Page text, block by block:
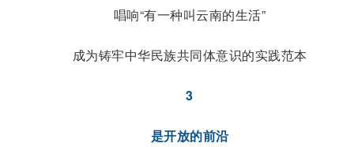
唱响“有一种叫云南的生活”
成为铸牢中华民族共同体意识的实践范本
3
是开放的前沿